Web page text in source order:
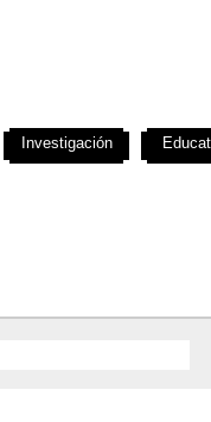
Investigación